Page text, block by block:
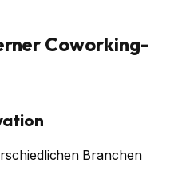
Coworking-
Branchen